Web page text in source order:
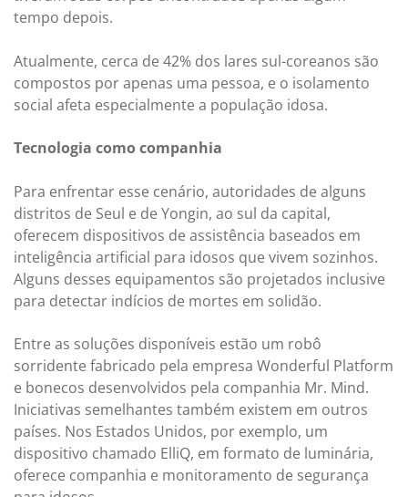
tempo depois.
Atualmente, cerca de 42% dos lares sul-coreanos são
compostos por apenas uma pessoa, e o isolamento
social afeta especialmente a população idosa.
Tecnologia como companhia
Para enfrentar esse cenário, autoridades de alguns
distritos de Seul e de Yongin, ao sul da capital,
oferecem dispositivos de assistência baseados em
inteligência artificial para idosos que vivem sozinhos.
Alguns desses equipamentos são projetados inclusive
para detectar indícios de mortes em solidão.
Entre as soluções disponíveis estão um robô
sorridente fabricado pela empresa Wonderful Platform
e bonecos desenvolvidos pela companhia Mr. Mind.
Iniciativas semelhantes também existem em outros
países. Nos Estados Unidos, por exemplo, um
dispositivo chamado ElliQ, em formato de luminária,
oferece companhia e monitoramento de segurança